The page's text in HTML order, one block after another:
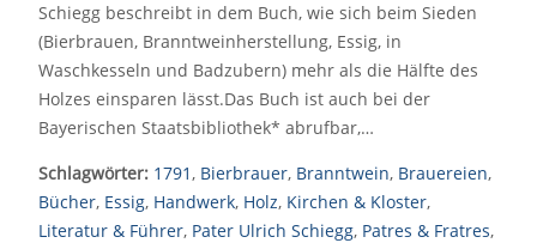
Schiegg beschreibt in dem Buch, wie sich beim Sieden
(Bierbrauen, Branntweinherstellung, Essig, in
Waschkesseln und Badzubern) mehr als die Hälfte des
Holzes einsparen lässt.Das Buch ist auch bei der
Bayerischen Staatsbibliothek* abrufbar,…
Schlagwörter: 1791, Bierbrauer, Branntwein, Brauereien,
Bücher, Essig, Handwerk, Holz, Kirchen & Kloster,
Literatur & Führer, Pater Ulrich Schiegg, Patres & Fratres,